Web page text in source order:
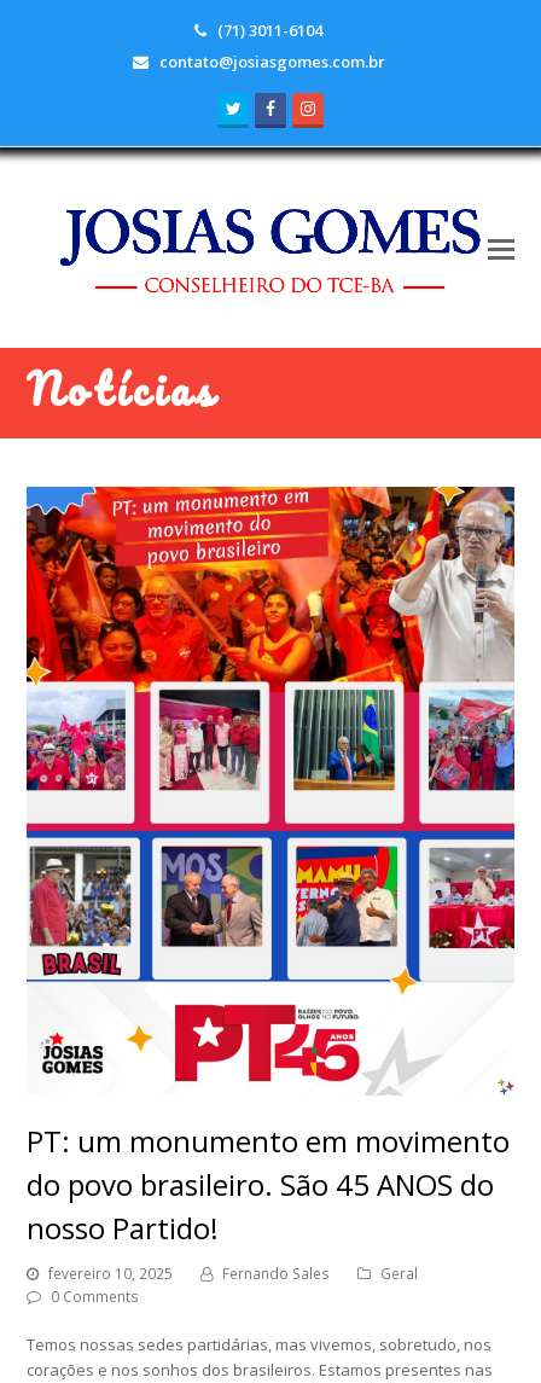
(71) 3011-6104
contato@josiasgomes.com.br
TwitterFacebook
Notícias
PT: um monumento em movimento
do povo brasileiro. São 45 ANOS do
nosso Partido!
fevereiro 10, 2025 Fernando Sales
Geral
0 Comments
Temos nossas sedes partidárias, mas vivemos, sobretudo, nos
corações e nos sonhos dos brasileiros. Estamos presentes nas